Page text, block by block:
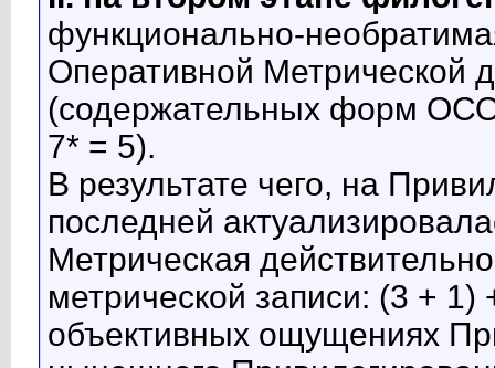
функционально-
Оперативной Метрической
(содержательных форм
7* = 5).
В результате чего, на
последней
Метрическая
метрической записи: (3 +
объективных ощущениях